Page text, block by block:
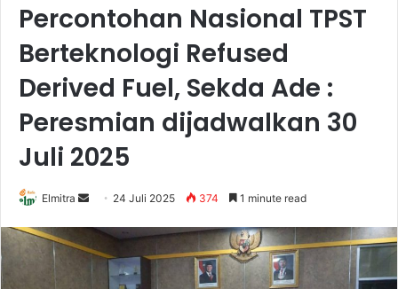
Percontohan Nasional TPST
Berteknologi Refused
Derived Fuel, Sekda Ade :
Peresmian dijadwalkan 30
Juli 2025
Elmitra
Send
email
24 Juli 2025 374 1 minute read